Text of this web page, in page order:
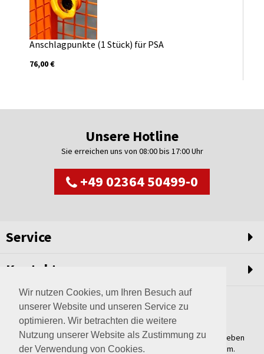
Wir nutzen Cookies, um Ihren Besuch auf
unserer Website und unseren Service zu
optimieren. Wir betrachten die weitere
Nutzung unserer Website als Zustimmung zu
der Verwendung von Cookies.
Anschlagpunkte (1 Stück) für PSA
76,00 €
Unsere Hotline
Sie erreichen uns von 08:00 bis 17:00 Uhr
+49 02364 50499-0
Service
Kontakt
Weltweit setzen wir unsere Erfahrungswerte und unser Streben
nach innovativen Lösungen in unvergleichliche Anlagen um.